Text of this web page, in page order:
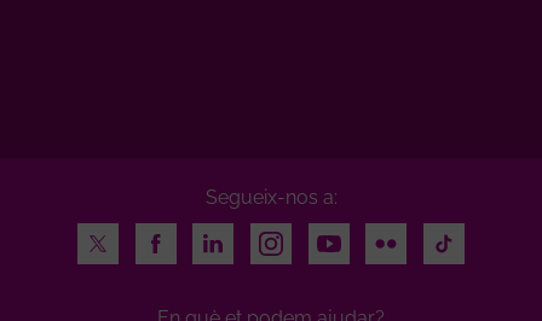
Segueix-nos a:
Twitter
FacebookLinkedInInstagramYoutubeFlickr TikTok